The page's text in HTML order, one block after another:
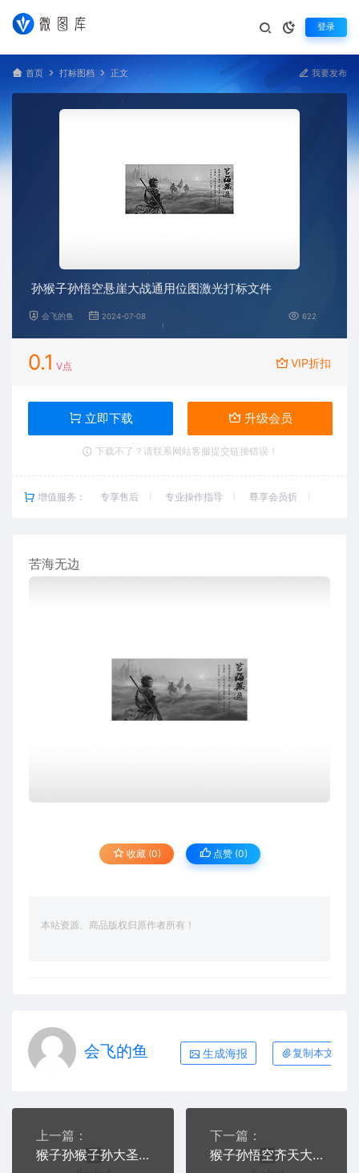
登录
首页 打标图档 正文 我要发布
孙猴子孙悟空悬崖大战通用位图激光打标文件
会飞的鱼 2024-07-08 622
0.1 V点 VIP折扣
立即下载 升级会员
下载不了？请联系网站客服提交链接错误！
增值服务： 专享售后 专业操作指导 尊享会员折
苦海无边
收藏 (0) 点赞 (0)
本站资源、商品版权归原作者所有！
会飞的鱼 生成海报 复制本文链接
上一篇：
猴子孙猴子孙大圣孙悟空大怒狂奔通用位图激光打标文件
下一篇：
猴子孙悟空齐天大圣大话西游手持金箍棒通用位图激光打标文档